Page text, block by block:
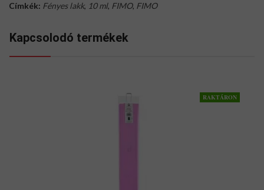
Címkék: Fényes lakk, 10 ml, FIMO, FIMO
Kapcsolodó termékek
RAKTÁRON